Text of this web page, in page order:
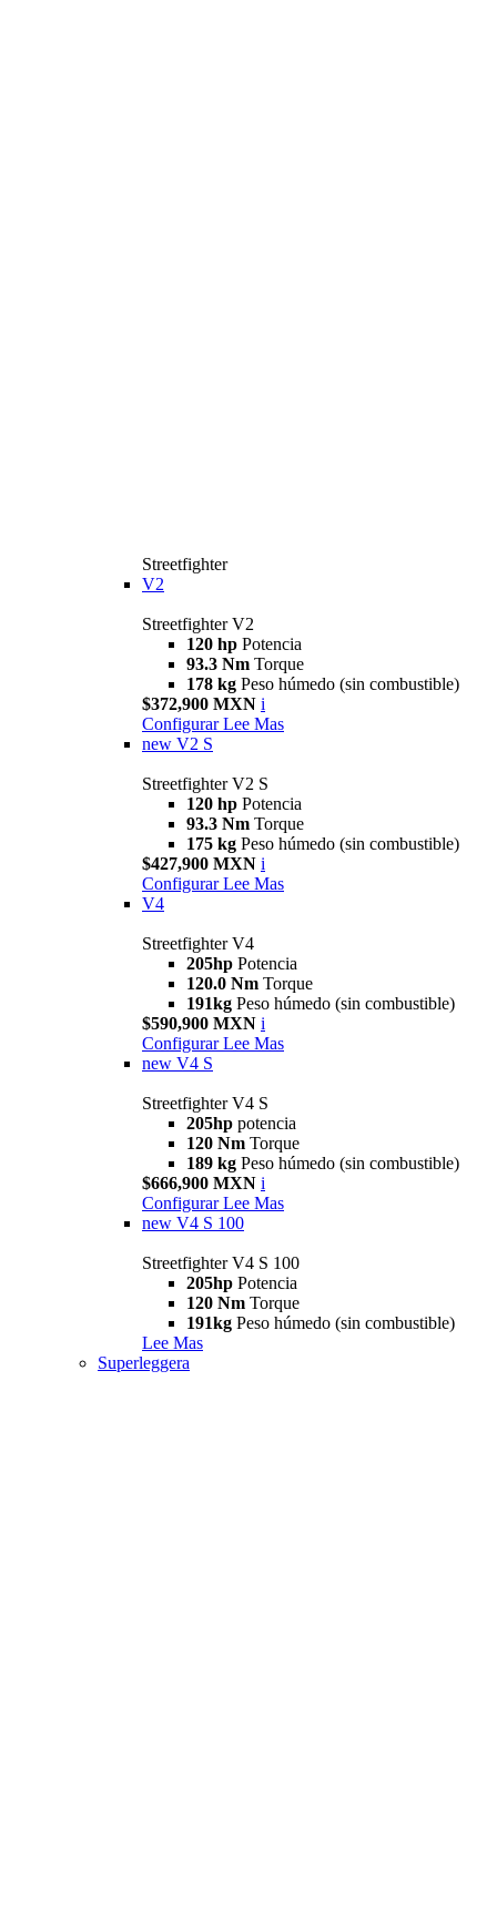
Streetfighter
V2
Streetfighter V2
120 hp Potencia
93.3 Nm Torque
178 kg Peso húmedo (sin combustible)
$372,900 MXN i
Configurar Lee Mas
new V2 S
Streetfighter V2 S
120 hp Potencia
93.3 Nm Torque
175 kg Peso húmedo (sin combustible)
$427,900 MXN i
Configurar Lee Mas
V4
Streetfighter V4
205hp Potencia
120.0 Nm Torque
191kg Peso húmedo (sin combustible)
$590,900 MXN i
Configurar Lee Mas
new V4 S
Streetfighter V4 S
205hp potencia
120 Nm Torque
189 kg Peso húmedo (sin combustible)
$666,900 MXN i
Configurar Lee Mas
new V4 S 100
Streetfighter V4 S 100
205hp Potencia
120 Nm Torque
191kg Peso húmedo (sin combustible)
Lee Mas
Superleggera